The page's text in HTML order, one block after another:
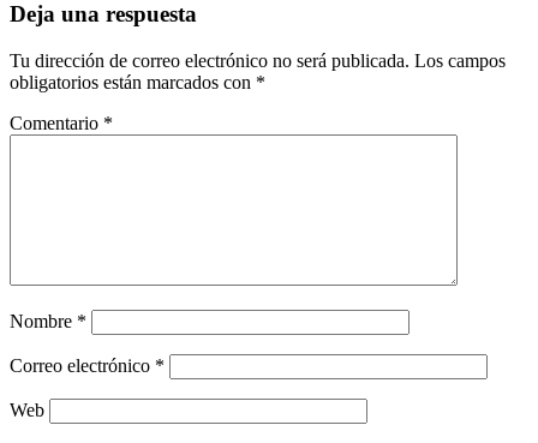
Deja una respuesta
Tu dirección de correo electrónico no será publicada. Los campos
obligatorios están marcados con *
Comentario *
Nombre *
Correo electrónico *
Web